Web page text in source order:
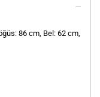
86 cm, Bel: 62 cm,